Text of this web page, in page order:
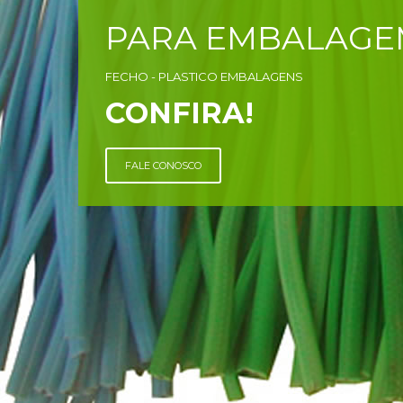
PARA
FECHO - PLASTICO EMBALAGENS
CONFIRA!
FALE CONOSCO